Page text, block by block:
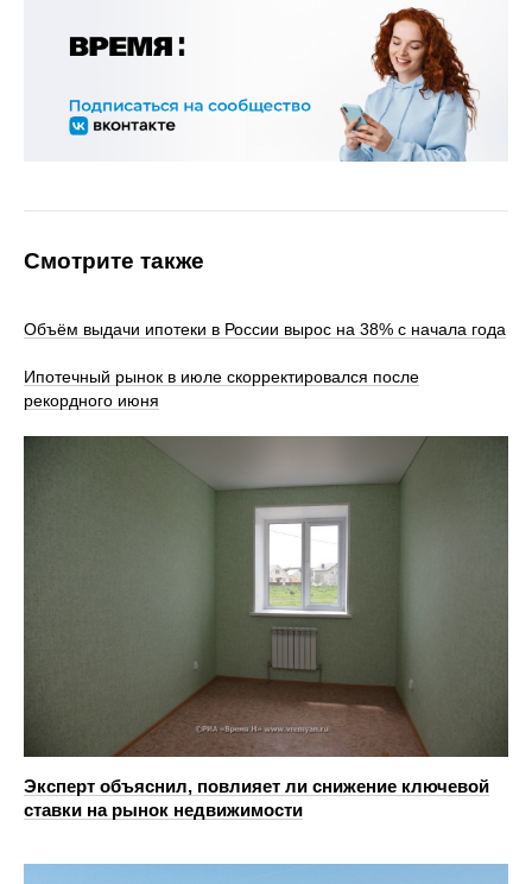
Смотрите также
Объём выдачи ипотеки в России вырос на 38% с начала года
Ипотечный рынок в июле скорректировался после
рекордного июня
Эксперт объяснил, повлияет ли снижение ключевой
ставки на рынок недвижимости